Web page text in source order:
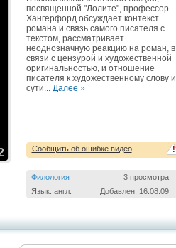
посвященной "Лолите", профессор
Хангерфорд обсуждает контекст
романа и связь самого писателя с
текстом, рассматривает
неоднозначную реакцию на роман, в
связи с цензурой и художественной
оригинальностью, и отношение
писателя к художественному слову и
сути... Далее »
!
Сообщить об ошибке видео
Филология
3 просмотра
Язык: англ.
Добавлен: 16.08.09